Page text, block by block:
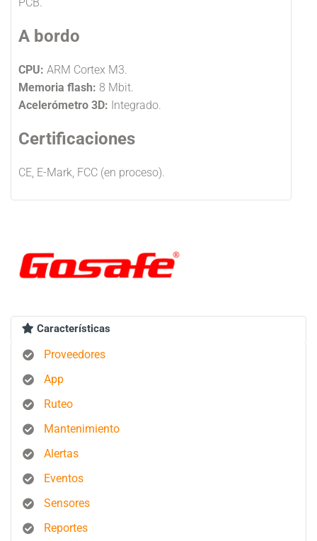
A bordo
CPU: ARM Cortex M3.
Memoria flash: 8 Mbit.
Acelerómetro 3D: Integrado.
Certificaciones
CE, E-Mark, FCC (en proceso).
Características
Proveedores
App
Ruteo
Mantenimiento
Alertas
Eventos
Sensores
Reportes